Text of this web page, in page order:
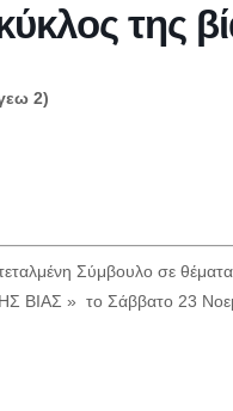
της
2)
Σύμβουλο σε
ΒΙΑΣ » το Σάββατο 23